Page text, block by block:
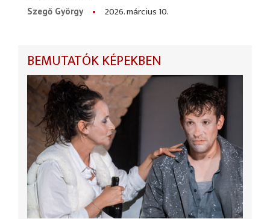
Szegő György
2026. március 10.
BEMUTATÓK KÉPEKBEN